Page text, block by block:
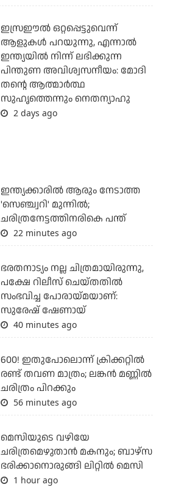
ഇസ്രഈല്‍ ഒറ്റപ്പെട്ടുവെന്ന്
ആളുകള്‍ പറയുന്നു, എന്നാല്‍
ഇന്ത്യയില്‍ നിന്ന് ലഭിക്കുന്ന
പിന്തുണ അവിശ്വസനീയം: മോദി
തന്റെ ആത്മാര്‍ത്ഥ
സുഹൃത്തെന്നും നെതന്യാഹു
2 days ago
ഇന്ത്യക്കാരില്‍ ആരും നേടാത്ത
'സെഞ്ച്വറി' മുന്നില്‍;
ചരിത്രനേട്ടത്തിനരികെ പന്ത്
22 minutes ago
ഭരതനാട്യം നല്ല ചിത്രമായിരുന്നു,
പക്ഷേ റിലീസ് ചെയ്തതില്‍
സംഭവിച്ച പോരായ്മയാണ്:
സുരേഷ് ഷേണായ്
40 minutes ago
600! ഇതുപോലൊന്ന് ക്രിക്കറ്റില്‍
രണ്ട് തവണ മാത്രം; ലങ്കന്‍ മണ്ണില്‍
ചരിത്രം പിറക്കും
56 minutes ago
മെസിയുടെ വഴിയേ
ചരിത്രമെഴുതാന്‍ മകനും; ബാഴ്‌സ
ഭരിക്കാനൊരുങ്ങി ലിറ്റില്‍ മെസി
1 hour ago